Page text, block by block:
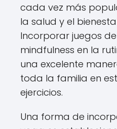
cada vez más
la salud y el
Incorporar juegos
mindfulness en la
una excelente
toda la familia en
ejercicios.
Una forma de